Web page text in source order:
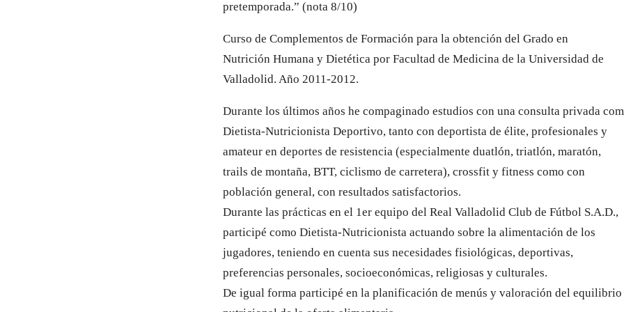
pretemporada.” (nota 8/10)
Curso de Complementos de Formación para la obtención del Grado en
Nutrición Humana y Dietética por Facultad de Medicina de la Universidad de
Valladolid. Año 2011-2012.
Durante los últimos años he compaginado estudios con una consulta privada
Dietista-Nutricionista Deportivo, tanto con deportista de élite, profesionales y
amateur en deportes de resistencia (especialmente duatlón, triatlón, maratón,
trails de montaña, BTT, ciclismo de carretera), crossfit y fitness como con
población general, con resultados satisfactorios.
Durante las prácticas en el 1er equipo del Real Valladolid Club de Fútbol S.A.D.,
participé como Dietista-Nutricionista actuando sobre la alimentación de los
jugadores, teniendo en cuenta sus necesidades fisiológicas, deportivas,
preferencias personales, socioeconómicas, religiosas y culturales.
De igual forma participé en la planificación de menús y valoración del equilibrio